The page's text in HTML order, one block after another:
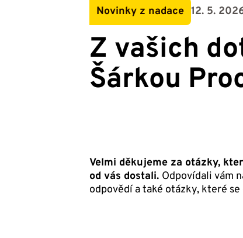
Novinky z nadace 12. 5.
Z vašich
Šárkou
Velmi děkujeme za otázky,
od vás dostali. Odpovídali vám
odpovědí a také otázky, které